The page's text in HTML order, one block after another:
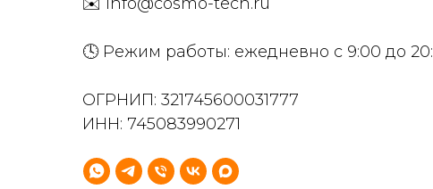
🕓 Режим работы: ежедневно с 9:00 до
ОГРНИП: 321745600031777
ИНН: 745083990271